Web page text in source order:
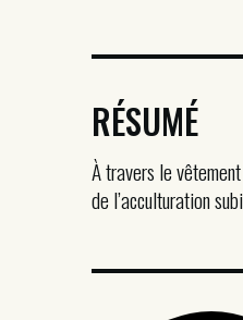
RÉSUMÉ
À travers le
de l’acculturation